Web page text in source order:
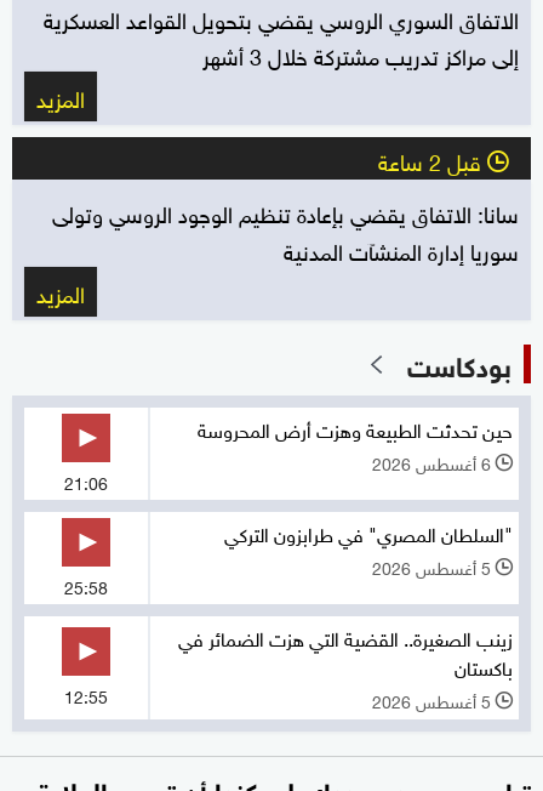
الاتفاق السوري الروسي يقضي بتحويل القواعد العسكرية
إلى مراكز تدريب مشتركة خلال 3 أشهر
المزيد
l قبل 2 ساعة
سانا: الاتفاق يقضي بإعادة تنظيم الوجود الروسي ‏وتولى
سوريا إدارة المنشآت المدنية
المزيد
بودكاست
حين تحدثت الطبيعة وهزت أرض المحروسة
l 6 أغسطس 2026
21:06
"السلطان المصري" في طرابزون التركي
l 5 أغسطس 2026
25:58
زينب الصغيرة.. القضية التي هزت الضمائر في
باكستان
l 5 أغسطس 2026 12:55